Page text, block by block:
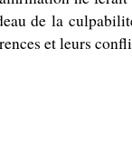
de la
et leurs